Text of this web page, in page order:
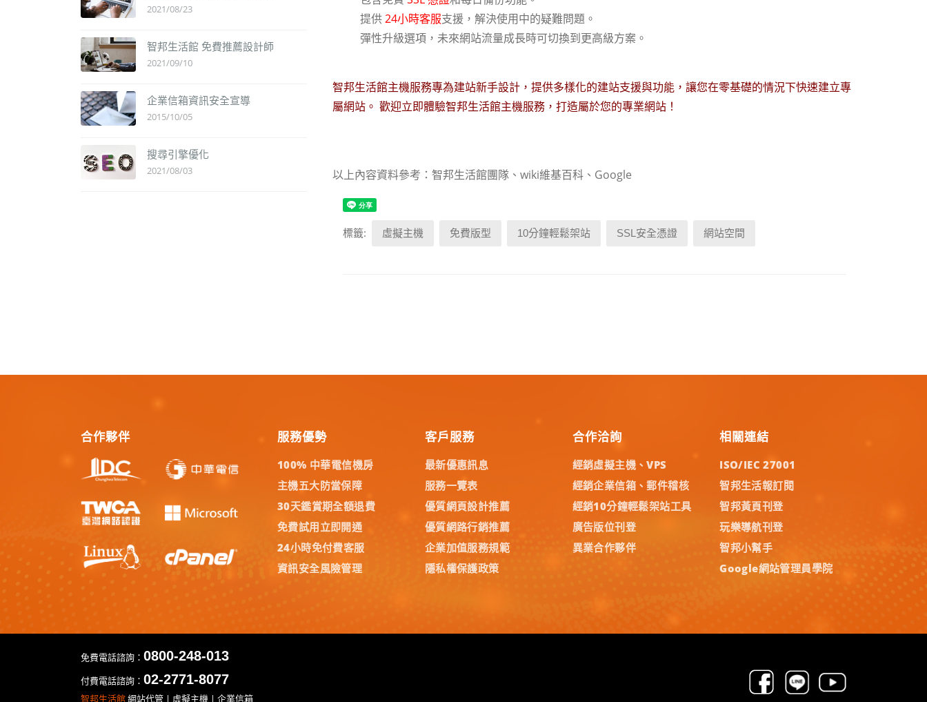
2021/08/23
智邦生活館 免費推薦設計師
2021/09/10
企業信箱資訊安全宣導
2015/10/05
搜尋引擎優化
2021/08/03
提供24小時客服支援，解決使用中的疑難問題。
彈性升級選項，未來網站流量成長時可切換到更高級方案。
智邦生活館主機服務專為建站新手設計，提供多樣化的建站支援與功能，讓您在零基礎的情況下快速建立專
屬網站。 歡迎立即體驗智邦生活館主機服務，打造屬於您的專業網站！
以上內容資料參考：智邦生活館團隊、wiki維基百科、Google
標籤: 虛擬主機 免費版型 10分鐘輕鬆架站 SSL安全憑證 網站空間
合作夥伴
服務優勢
100% 中華電信機房
主機五大防當保障
30天鑑賞期全額退費
免費試用立即開通
24小時免付費客服
資訊安全風險管理
客戶服務
最新優惠訊息
服務一覽表
優質網頁設計推薦
優質網路行銷推薦
企業加值服務規範
隱私權保護政策
合作洽詢
經銷虛擬主機、VPS
經銷企業信箱、郵件稽核
經銷10分鐘輕鬆架站工具
廣告版位刊登
異業合作夥伴
相關連結
ISO/IEC 27001
智邦生活報訂閱
智邦黃頁刊登
玩樂導航刊登
智邦小幫手
Google網站管理員學院
免費電話諮詢： 0800-248-013
付費電話諮詢： 02-2771-8077
智邦生活館網站代管 | 虛擬主機 | 企業信箱